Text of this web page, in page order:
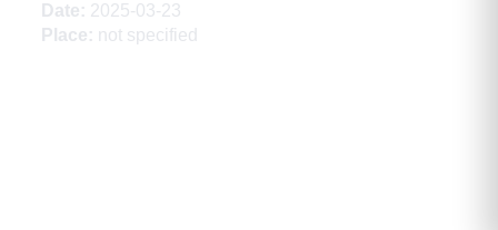
Date: 2025-03-23
Place: not specified